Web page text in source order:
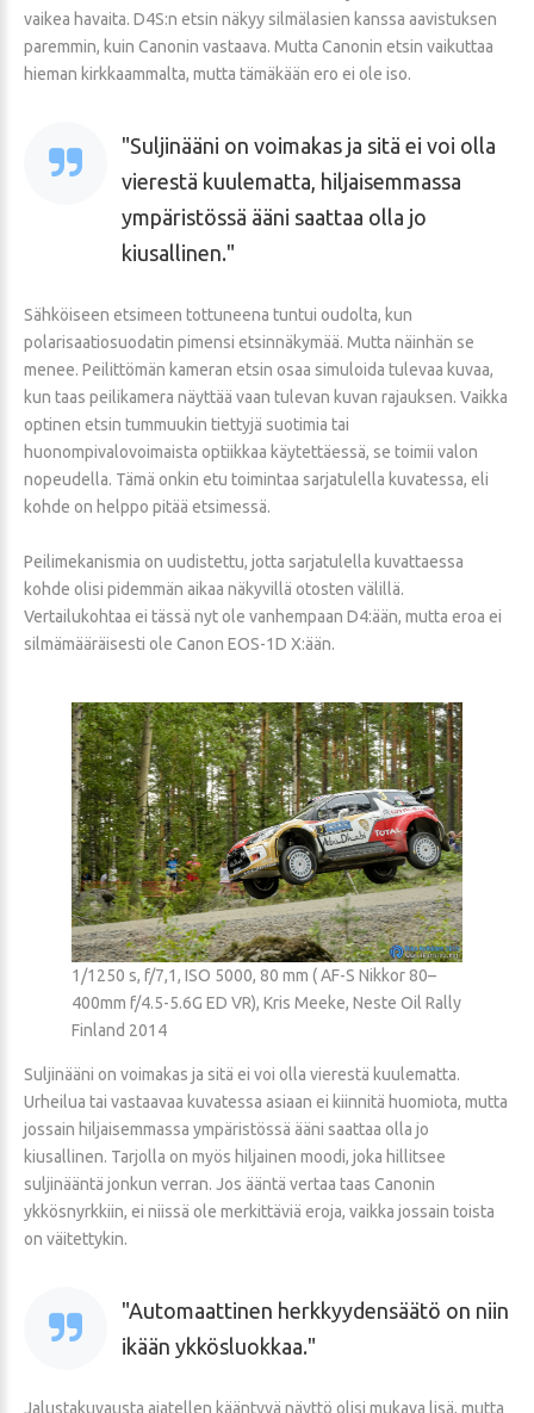
vaikea havaita. D4S:n etsin näkyy silmälasien kanssa aavistuksen
paremmin, kuin Canonin vastaava. Mutta Canonin etsin vaikuttaa
hieman kirkkaammalta, mutta tämäkään ero ei ole iso.
Suljinääni on voimakas ja sitä ei voi olla
vierestä kuulematta, hiljaisemmassa
ympäristössä ääni saattaa olla jo
kiusallinen.
Sähköiseen etsimeen tottuneena tuntui oudolta, kun
polarisaatiosuodatin pimensi etsinnäkymää. Mutta näinhän se
menee. Peilittömän kameran etsin osaa simuloida tulevaa kuvaa,
kun taas peilikamera näyttää vaan tulevan kuvan rajauksen. Vaikka
optinen etsin tummuukin tiettyjä suotimia tai
huonompivalovoimaista optiikkaa käytettäessä, se toimii valon
nopeudella. Tämä onkin etu toimintaa sarjatulella kuvatessa, eli
kohde on helppo pitää etsimessä.
Peilimekanismia on uudistettu, jotta sarjatulella kuvattaessa
kohde olisi pidemmän aikaa näkyvillä otosten välillä.
Vertailukohtaa ei tässä nyt ole vanhempaan D4:ään, mutta eroa ei
silmämääräisesti ole Canon EOS-1D X:ään.
1/1250 s, f/7,1, ISO 5000, 80 mm ( AF-S Nikkor 80–
400mm f/4.5-5.6G ED VR), Kris Meeke, Neste Oil Rally
Finland 2014
Suljinääni on voimakas ja sitä ei voi olla vierestä kuulematta.
Urheilua tai vastaavaa kuvatessa asiaan ei kiinnitä huomiota, mutta
jossain hiljaisemmassa ympäristössä ääni saattaa olla jo
kiusallinen. Tarjolla on myös hiljainen moodi, joka hillitsee
suljinääntä jonkun verran. Jos ääntä vertaa taas Canonin
ykkösnyrkkiin, ei niissä ole merkittäviä eroja, vaikka jossain toista
on väitettykin.
Automaattinen herkkyydensäätö on niin
ikään ykkösluokkaa.
Jalustakuvausta ajatellen kääntyvä näyttö olisi mukava lisä, mutta